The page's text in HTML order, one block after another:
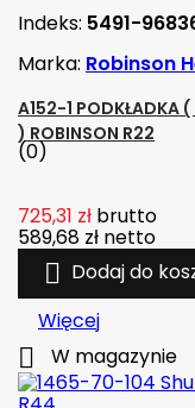
Indeks: 5491-
Marka: Robinson
A152-1 PODKŁADKA (
) ROBINSON R22
(0)
725,31 zł brutto
589,68 zł netto
 Dodaj do
Więcej
 W magazynie